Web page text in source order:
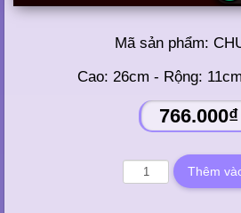
Mã sản phẩm:
Cao: 26cm - Rộng:
766.000₫